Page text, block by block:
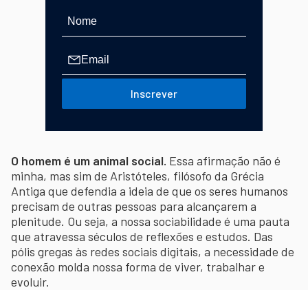
Inscrever
O homem é um animal social. Essa afirmação não é
minha, mas sim de Aristóteles, filósofo da Grécia
Antiga que defendia a ideia de que os seres humanos
precisam de outras pessoas para alcançarem a
plenitude. Ou seja, a nossa sociabilidade é uma pauta
que atravessa séculos de reflexões e estudos. Das
pólis gregas às redes sociais digitais, a necessidade de
conexão molda nossa forma de viver, trabalhar e
evoluir.